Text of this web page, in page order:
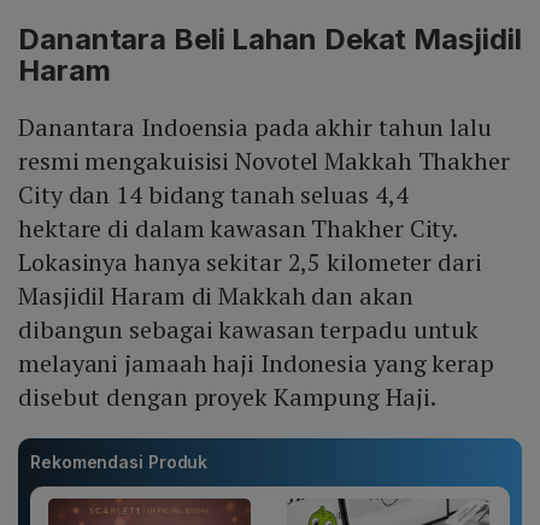
Danantara Beli Lahan Dekat Masjidil
Haram
Danantara Indoensia pada akhir tahun lalu
resmi mengakuisisi Novotel Makkah Thakher
City dan 14 bidang tanah seluas 4,4
hektare di dalam kawasan Thakher City.
Lokasinya hanya sekitar 2,5 kilometer dari
Masjidil Haram di Makkah dan akan
dibangun sebagai kawasan terpadu untuk
melayani jamaah haji Indonesia yang kerap
disebut dengan proyek Kampung Haji.
Rekomendasi Produk